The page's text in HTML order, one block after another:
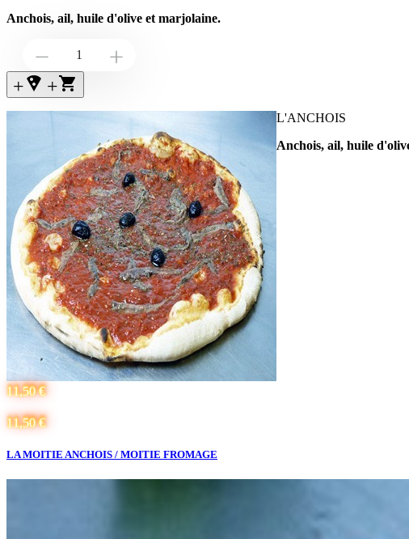
Anchois, ail, huile d'olive et marjolaine.
Down
+local_pizza +
L'ANCHOIS
Anchois, ail, huile
11,50 €
11,50 €
LA MOITIE ANCHOIS / MOITIE FROMAGE